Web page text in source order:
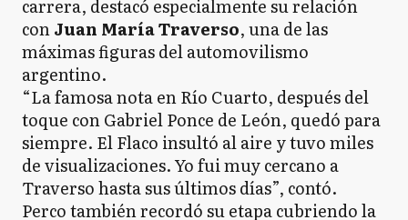
carrera, destacó especialmente su relación
conJuan María Traverso, una de las
máximas figuras del automovilismo
argentino.
“La famosa nota en Río Cuarto, después del
toque con Gabriel Ponce de León, quedó para
siempre. El Flaco insultó al aire y tuvo miles
de visualizaciones. Yo fui muy cercano a
Traverso hasta sus últimos días”, contó.
Perco también recordó su etapa cubriendo la